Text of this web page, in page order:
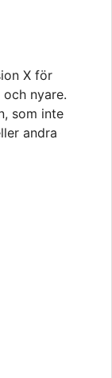
X för
nyare.
som inte
andra